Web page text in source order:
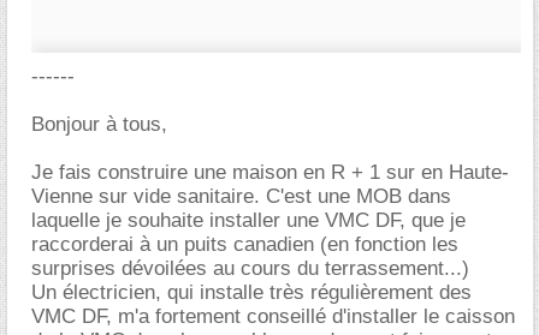
------
Bonjour à tous,
Je fais construire une maison en R + 1 sur en Haute-
Vienne sur vide sanitaire. C'est une MOB dans
laquelle je souhaite installer une VMC DF, que je
raccorderai à un puits canadien (en fonction les
surprises dévoilées au cours du terrassement...)
Un électricien, qui installe très régulièrement des
VMC DF, m'a fortement conseillé d'installer le caisson